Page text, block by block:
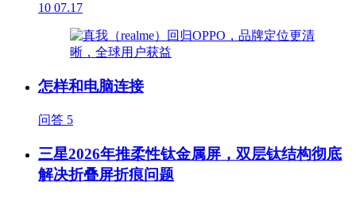
10 07.17
怎样和电脑连接
问答 5
三星2026年推柔性钛金属屏，双层钛结构彻底
解决折叠屏折痕问题